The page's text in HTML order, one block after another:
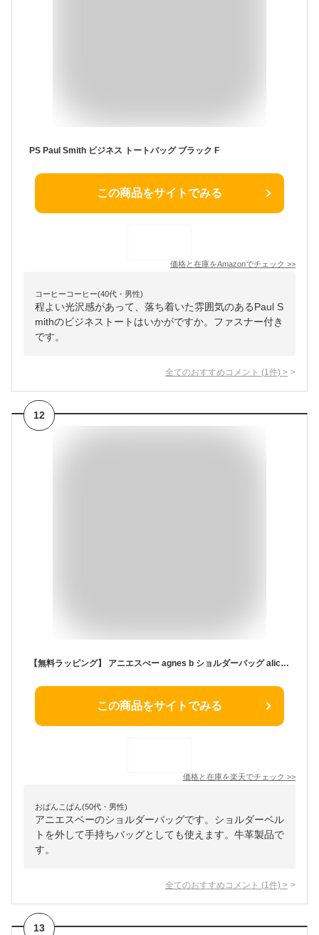
PS Paul Smith ビジネス トートバッグ ブラック F
この商品をサイトでみる
価格と在庫をAmazonでチェック >>
コーヒーコーヒー(40代・男性)
程よい光沢感があって、落ち着いた雰囲気のあるPaul S
mithのビジネストートはいかがですか。ファスナー付き
です。
全てのおすすめコメント (1 件) >
12
【無料ラッピング】 アニエスべー agnes b ショルダーバッグ aliceショルダーバッグ ブラック メンズ レディース ブランド 正規品 新品 ギフト プレゼント 人気 おすすめ 誕生日 記念日 クリスマス 送料無料
この商品をサイトでみる
価格と在庫を楽天でチェック >>
おぱんこぱん(50代・男性)
アニエスベーのショルダーバッグです。ショルダーベル
トを外して手持ちバッグとしても使えます。牛革製品で
す。
全てのおすすめコメント (1 件) >
13